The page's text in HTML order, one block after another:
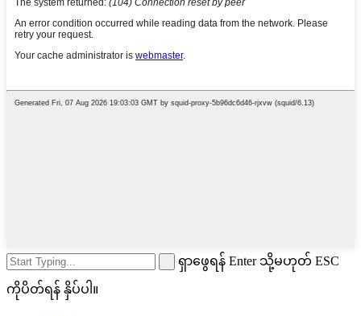
ရှာဖွေရန် Enter သို့မဟုတ် ESC
ကိုပိတ်ရန် နှိပ်ပါ။